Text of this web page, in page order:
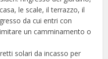
le scale, il terrazzo, il
da cui entri con
un camminamento o
solari da incasso per